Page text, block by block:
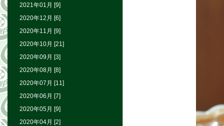
2021年01月 [9]
2020年12月 [6]
2020年11月 [9]
2020年10月 [21]
2020年09月 [3]
2020年08月 [8]
2020年07月 [11]
2020年06月 [7]
2020年05月 [9]
2020年04月 [2]